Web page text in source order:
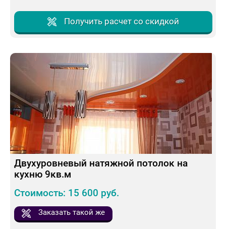
Получить расчет со скидкой
Двухуровневый натяжной потолок на
кухню 9кв.м
Стоимость: 15 600 руб.
Заказать такой же